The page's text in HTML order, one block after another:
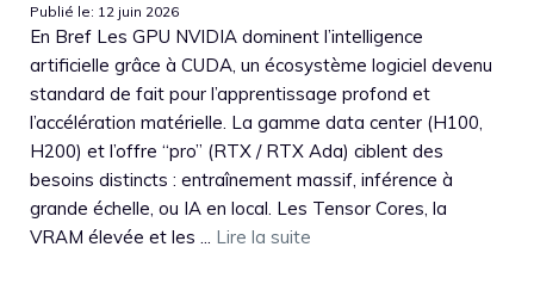
Publié le: 12 juin 2026
En Bref Les GPU NVIDIA dominent l’intelligence
artificielle grâce à CUDA, un écosystème logiciel devenu
standard de fait pour l’apprentissage profond et
l’accélération matérielle. La gamme data center (H100,
H200) et l’offre “pro” (RTX / RTX Ada) ciblent des
besoins distincts : entraînement massif, inférence à
grande échelle, ou IA en local. Les Tensor Cores, la
VRAM élevée et les ... Lire la suite